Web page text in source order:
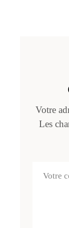
Votre
Les